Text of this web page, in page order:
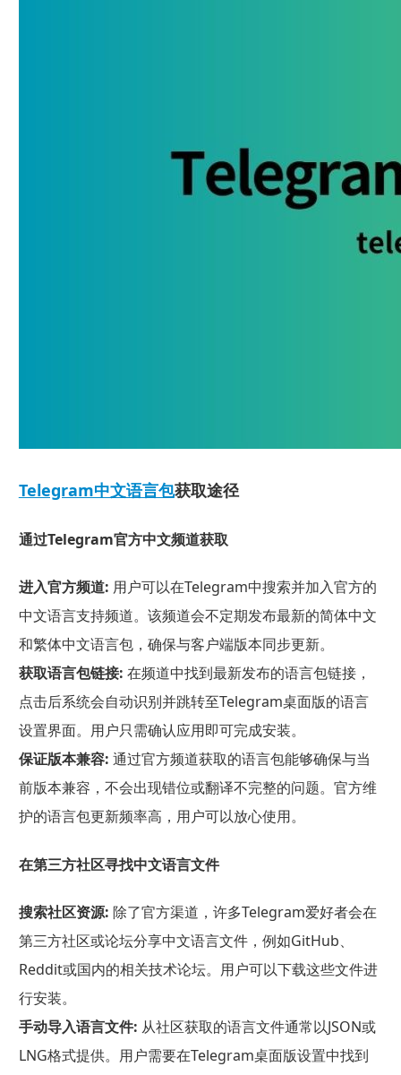
Telegram中文语言包获取途径
通过Telegram官方中文频道获取
进入官方频道: 用户可以在Telegram中搜索并加入官方的
中文语言支持频道。该频道会不定期发布最新的简体中文
和繁体中文语言包，确保与客户端版本同步更新。
获取语言包链接: 在频道中找到最新发布的语言包链接，
点击后系统会自动识别并跳转至Telegram桌面版的语言
设置界面。用户只需确认应用即可完成安装。
保证版本兼容: 通过官方频道获取的语言包能够确保与当
前版本兼容，不会出现错位或翻译不完整的问题。官方维
护的语言包更新频率高，用户可以放心使用。
在第三方社区寻找中文语言文件
搜索社区资源: 除了官方渠道，许多Telegram爱好者会在
第三方社区或论坛分享中文语言文件，例如GitHub、
Reddit或国内的相关技术论坛。用户可以下载这些文件进
行安装。
手动导入语言文件: 从社区获取的语言文件通常以JSON或
LNG格式提供。用户需要在Telegram桌面版设置中找到